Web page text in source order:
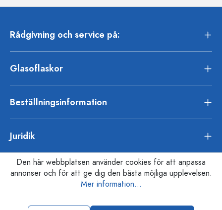
Rådgivning och service på:
Glasoflaskor
Beställningsinformation
Juridik
Den här webbplatsen använder cookies för att anpassa
annonser och för att ge dig den bästa möjliga upplevelsen.
Mer information...